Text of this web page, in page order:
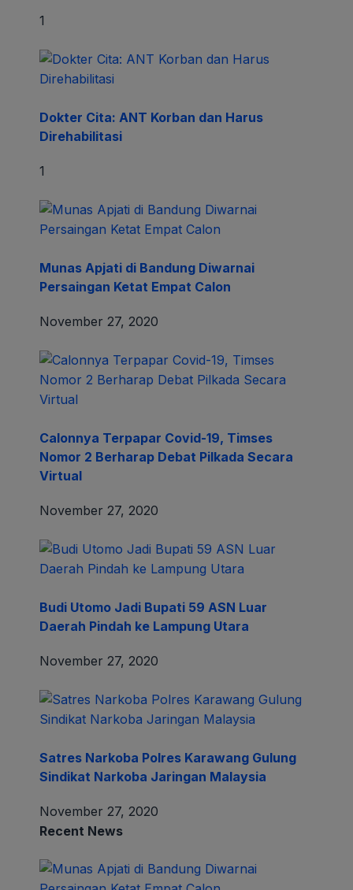
1
Dokter Cita: ANT Korban dan Harus
Direhabilitasi
1
Munas Apjati di Bandung Diwarnai
Persaingan Ketat Empat Calon
November 27, 2020
Calonnya Terpapar Covid-19, Timses
Nomor 2 Berharap Debat Pilkada Secara
Virtual
November 27, 2020
Budi Utomo Jadi Bupati 59 ASN Luar
Daerah Pindah ke Lampung Utara
November 27, 2020
Satres Narkoba Polres Karawang Gulung
Sindikat Narkoba Jaringan Malaysia
November 27, 2020
Recent News